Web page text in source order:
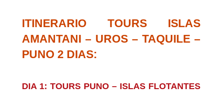
ITINERARIO TOURS ISLAS
AMANTANI – UROS – TAQUILE –
PUNO 2 DIAS:
DIA 1: TOURS PUNO – ISLAS FLOTANTES